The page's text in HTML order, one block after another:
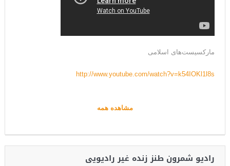
مارکسیست‌های اسلامی
http://www.youtube.com/watch?v=k54IOKl1l8s
مشاهده همه
رادیو شمرون طنز زنده غیر رادیویی